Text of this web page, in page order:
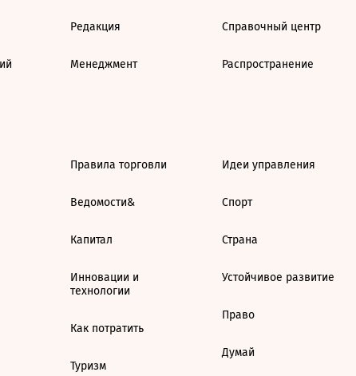
Редакция
Менеджмент
Справочный центр
Распространение
Правила торговли
Ведомости&
Капитал
Инновации и
технологии
Как потратить
Туризм
Идеи управления
Спорт
Страна
Устойчивое развитие
Право
Думай